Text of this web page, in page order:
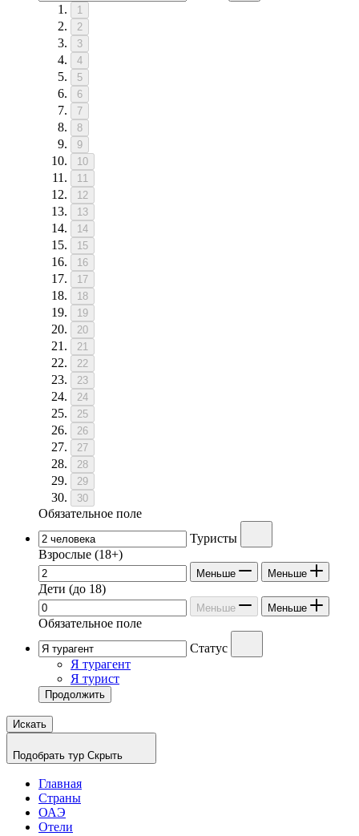
1
2
3
4
5
6
7
8
9
10
11
12
13
14
15
16
17
18
19
20
21
22
23
24
25
26
27
28
29
30
Обязательное поле
Туристы
Взрослые (18+)
Меньше Меньше
Дети (до 18)
Меньше Меньше
Обязательное поле
Статус
Я турагент
Я турист
Продолжить
Искать
Подобрать тур Скрыть
Главная
Страны
ОАЭ
Отели